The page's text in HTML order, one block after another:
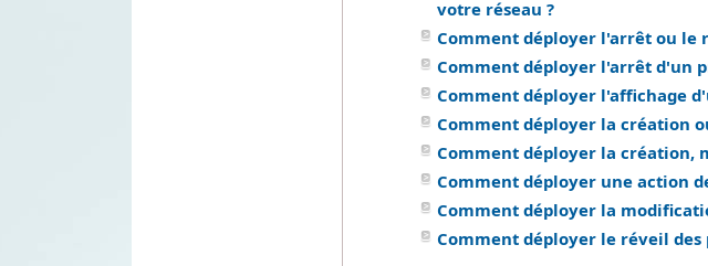
votre réseau ?
Comment déployer l'arrêt ou le
Comment déployer l'arrêt d'un
Comment déployer l'affichage
Comment déployer la création
Comment déployer la création,
Comment déployer une action
Comment déployer la
Comment déployer le réveil des